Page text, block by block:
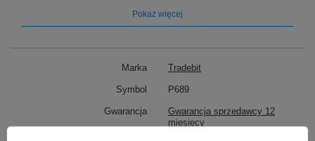
Pokaż więcej
Marka Tradebit
Symbol P689
Gwarancja
Gwarancja sprzedawcy 12
miesięcy